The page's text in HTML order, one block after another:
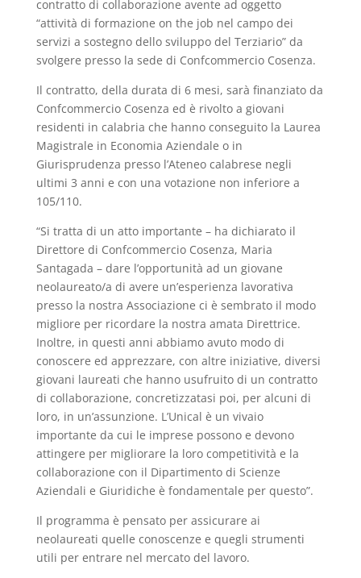
contratto di collaborazione avente ad oggetto
“attività di formazione on the job nel campo dei
servizi a sostegno dello sviluppo del Terziario” da
svolgere presso la sede di Confcommercio Cosenza.
Il contratto, della durata di 6 mesi, sarà finanziato da
Confcommercio Cosenza ed è rivolto a giovani
residenti in calabria che hanno conseguito la Laurea
Magistrale in Economia Aziendale o in
Giurisprudenza presso l’Ateneo calabrese negli
ultimi 3 anni e con una votazione non inferiore a
105/110.
“Si tratta di un atto importante – ha dichiarato il
Direttore di Confcommercio Cosenza, Maria
Santagada – dare l’opportunità ad un giovane
neolaureato/a di avere un’esperienza lavorativa
presso la nostra Associazione ci è sembrato il modo
migliore per ricordare la nostra amata Direttrice.
Inoltre, in questi anni abbiamo avuto modo di
conoscere ed apprezzare, con altre iniziative, diversi
giovani laureati che hanno usufruito di un contratto
di collaborazione, concretizzatasi poi, per alcuni di
loro, in un’assunzione. L’Unical è un vivaio
importante da cui le imprese possono e devono
attingere per migliorare la loro competitività e la
collaborazione con il Dipartimento di Scienze
Aziendali e Giuridiche è fondamentale per questo”.
Il programma è pensato per assicurare ai
neolaureati quelle conoscenze e quegli strumenti
utili per entrare nel mercato del lavoro.